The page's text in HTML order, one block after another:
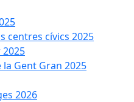
centres cívics 2025
2025
la Gent Gran 2025
2026